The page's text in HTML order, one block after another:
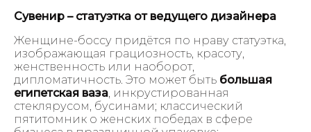
Сувенир – статуэтка от ведущего дизайнера
Женщине-боссу придётся по нраву статуэтка,
изображающая грациозность, красоту,
женственность или наоборот,
дипломатичность. Это может быть большая
египетская ваза, инкрустированная
стеклярусом, бусинами; классический
пятитомник о женских победах в сфере